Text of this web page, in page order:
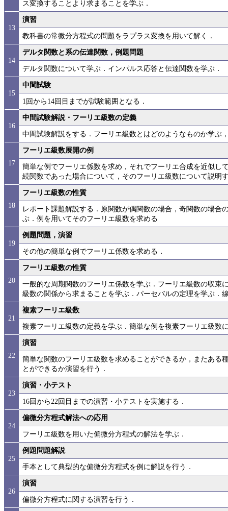
ス変換することより求まることを学ぶ．
13
演習
教科書の常微分方程式の問題をラプラス変換を用いて解く．
14
デルタ関数と系の伝達関数，例題問題
デルタ関数について学ぶ．インパルス応答と伝達関数を学ぶ．
15
中間試験
1回から14回目までが試験範囲となる．
16
中間試験解説・フーリエ級数の定義
中間試験解説をする．フーリエ級数とはどのようなものか学ぶ
17
フーリエ級数展開の例
簡単な例でフーリエ係数を求め，それでフーリエ合成を近似し
続関数であった場合について，そのフーリエ級数について説明
18
フーリエ級数の性質
レポート課題解説する．原関数が偶関数の場合，奇関数の場合
ぶ．例を用いてそのフーリエ級数を求める
19
例題問題，演習
その他の簡単な例でフーリエ係数を求める．
20
フーリエ級数の性質
一般的な周期関数のフーリエ係数を学ぶ．フーリエ級数の収束
級数の関係から求まることを学ぶ．パーセバルの定理を学ぶ．
21
複素フーリエ級数
複素フーリエ級数の定義を学ぶ．簡単な例を複素フーリエ級数
22
演習
簡単な関数のフーリエ級数を求めることができるか，またある
とができるか演習を行う．
23
演習・小テスト
16回から22回目までの演習・小テストを実施する．
24
偏微分方程式解法への応用
フーリエ級数を用いた偏微分方程式の解法を学ぶ．
25
例題問題解説
手本として典型的な偏微分方程式を例に解説を行う．
26
演習
偏微分方程式に関する演習を行う．